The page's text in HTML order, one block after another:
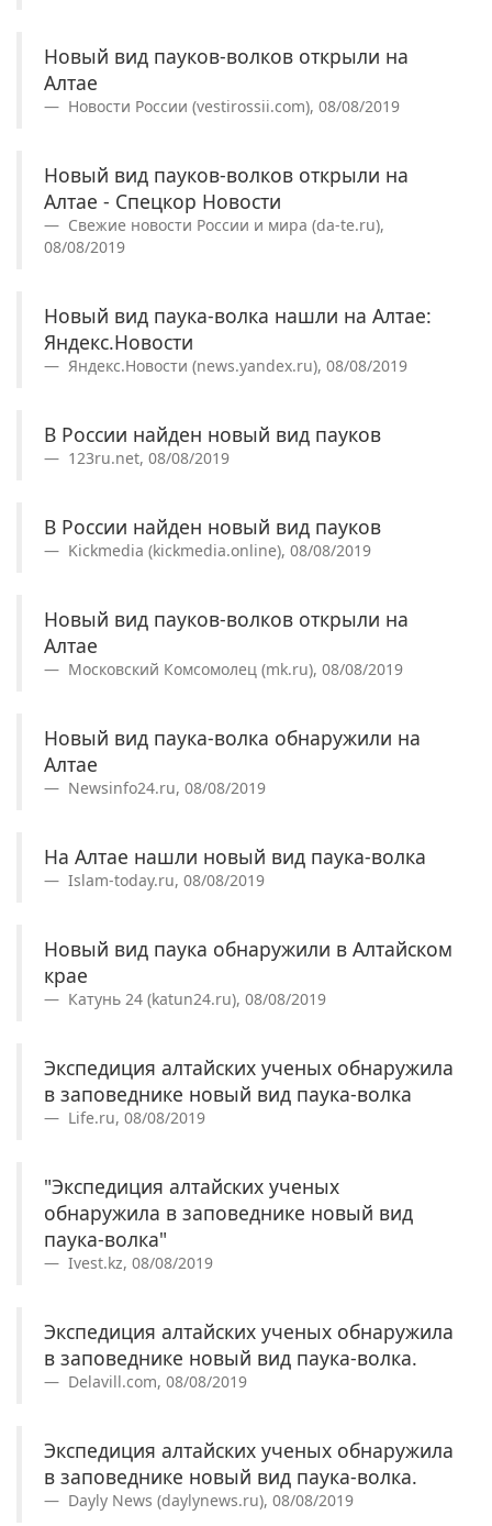
Новый вид пауков-волков открыли на
Алтае
Новости России (vestirossii.com), 08/08/2019
Новый вид пауков-волков открыли на
Алтае - Спецкор Новости
Свежие новости России и мира (da-te.ru),
08/08/2019
Новый вид паука-волка нашли на Алтае:
Яндекс.Новости
Яндекс.Новости (news.yandex.ru), 08/08/2019
В России найден новый вид пауков
123ru.net, 08/08/2019
В России найден новый вид пауков
Kickmedia (kickmedia.online), 08/08/2019
Новый вид пауков-волков открыли на
Алтае
Московский Комсомолец (mk.ru), 08/08/2019
Новый вид паука-волка обнаружили на
Алтае
Newsinfo24.ru, 08/08/2019
На Алтае нашли новый вид паука-волка
Islam-today.ru, 08/08/2019
Новый вид паука обнаружили в Алтайском
крае
Катунь 24 (katun24.ru), 08/08/2019
Экспедиция алтайских ученых обнаружила
в заповеднике новый вид паука-волка
Life.ru, 08/08/2019
"Экспедиция алтайских ученых
обнаружила в заповеднике новый вид
паука-волка"
Ivest.kz, 08/08/2019
Экспедиция алтайских ученых обнаружила
в заповеднике новый вид паука-волка.
Delavill.com, 08/08/2019
Экспедиция алтайских ученых обнаружила
в заповеднике новый вид паука-волка.
Dayly News (daylynews.ru), 08/08/2019